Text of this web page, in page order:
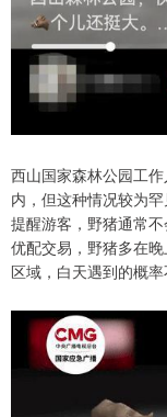
西山国家森林公园工
内，但这种情况较为
提醒游客，野猪通常
优配交易，野猪多在
区域，白天遇到的概率